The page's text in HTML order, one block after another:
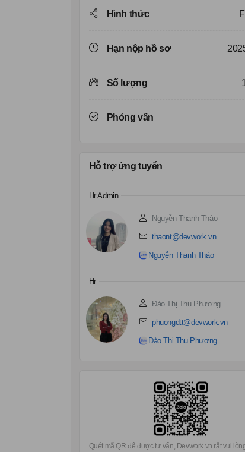
Hình thức
Hạn nộp hồ sơ
Số lượng
Phỏng vấn
Hỗ trợ ứng tuyển
Hr Admin
Nguyễn Thanh Thảo
thaont@devwork.vn
Nguyễn Thanh Thảo
Hr
Đào Thị Thu Phương
phuongdtt@devwork.vn
Đào Thị Thu Phương
Quét mã QR để được tư vấn, Devwork.vn rất vui